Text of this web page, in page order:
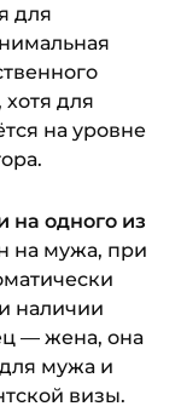
для
для
на уровне
одного из
на мужа, при
наличии
— жена, она
мужа и
визы.